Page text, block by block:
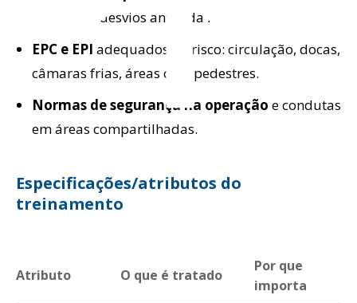
identificar desvios antes da falha.
EPC e EPI adequados ao risco: circulação, docas,
câmaras frias, áreas com pedestres.
Normas de segurança na operação e condutas
em áreas compartilhadas.
Especificações/atributos do
treinamento
Atributo O que é tratado
Por que
importa